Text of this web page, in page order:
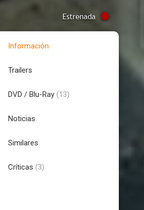
Estrenada
Información
Trailers
DVD / Blu-Ray (13)
Noticias
Similares
Críticas (3)